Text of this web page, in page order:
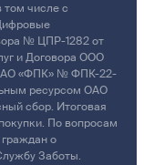
числе с
№ ЦПР-1282 от
и Договора ООО
АО «ФПК» № ФПК-22-
ресурсом ОАО
сбор. Итоговая
По вопросам
о
Заботы.